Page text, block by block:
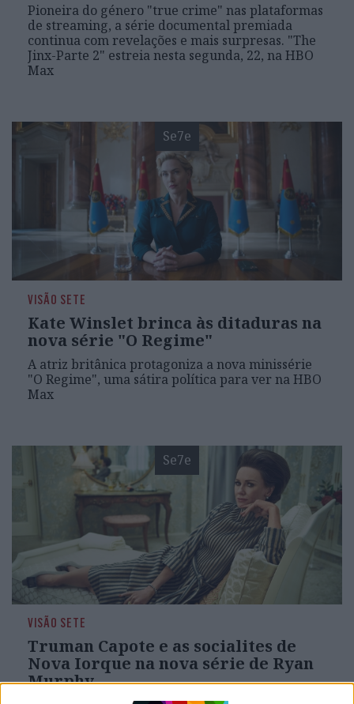
Pioneira do género "true crime" nas plataformas
de streaming, a série documental premiada
continua com revelações e mais surpresas. "The
Jinx-Parte 2" estreia nesta segunda, 22, na HBO
Max
Se7e
VISÃO SETE
Kate Winslet brinca às ditaduras na
nova série "O Regime"
A atriz britânica protagoniza a nova minissérie
"O Regime", uma sátira política para ver na HBO
Max
Se7e
VISÃO SETE
Truman Capote e as socialites de
Nova Iorque na nova série de Ryan
Murphy